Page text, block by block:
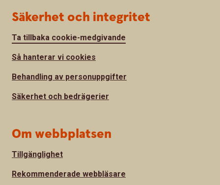
Säkerhet och integritet
Ta tillbaka cookie-medgivande
Så hanterar vi cookies
Behandling av personuppgifter
Säkerhet och bedrägerier
Om webbplatsen
Tillgänglighet
Rekommenderade webbläsare